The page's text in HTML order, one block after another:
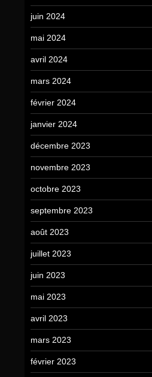
juin 2024
mai 2024
avril 2024
mars 2024
février 2024
janvier 2024
décembre 2023
novembre 2023
octobre 2023
septembre 2023
août 2023
juillet 2023
juin 2023
mai 2023
avril 2023
mars 2023
février 2023